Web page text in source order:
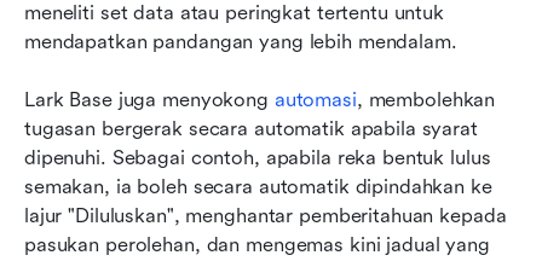
meneliti set data atau peringkat tertentu untuk
mendapatkan pandangan yang lebih mendalam.
Lark Base juga menyokong automasi, membolehkan
tugasan bergerak secara automatik apabila syarat
dipenuhi. Sebagai contoh, apabila reka bentuk lulus
semakan, ia boleh secara automatik dipindahkan ke
lajur "Diluluskan", menghantar pemberitahuan kepada
pasukan perolehan, dan mengemas kini jadual yang